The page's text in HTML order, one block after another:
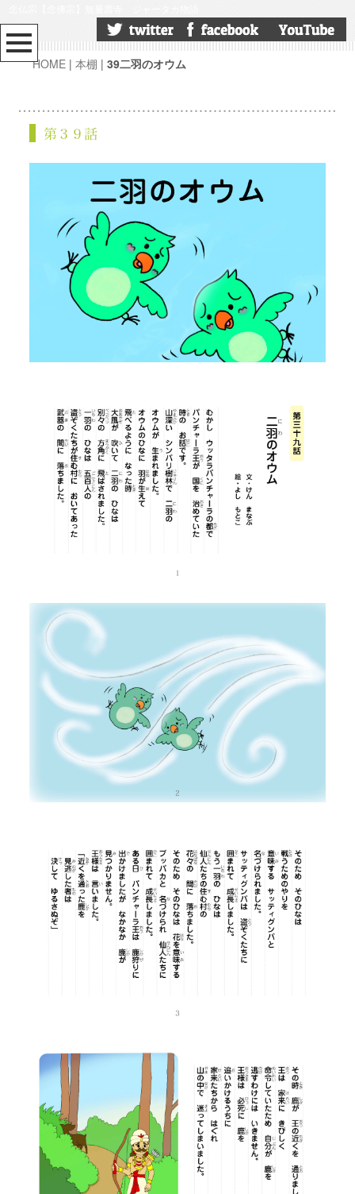
HOME |本棚 |39二羽のオウム